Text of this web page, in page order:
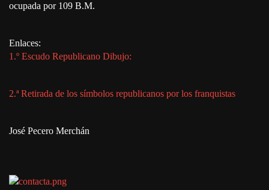
ocupada por 109 B.M.
Enlaces:
1.º Escudo Republicano Dibujo:
2.ª Retirada de los símbolos republicanos por los franquistas
José Pecero Merchán